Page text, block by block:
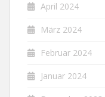
April 2024
März 2024
Februar 2024
Januar 2024